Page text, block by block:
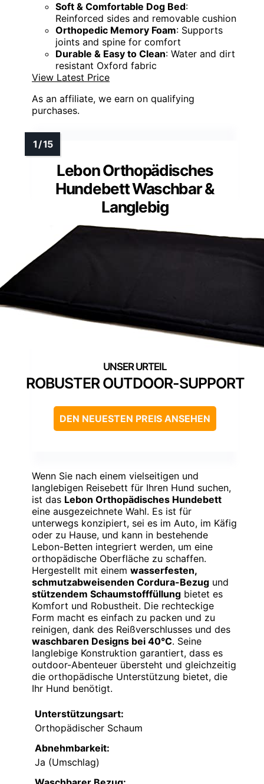
Soft & Comfortable Dog Bed:
Reinforced sides and removable cushion
Orthopedic Memory Foam: Supports
joints and spine for comfort
Durable & Easy to Clean: Water and dirt
resistant Oxford fabric
View Latest Price
As an affiliate, we earn on qualifying
purchases.
Lebon Orthopädisches
Hundebett Waschbar &
Langlebig
ROBUSTER OUTDOOR-SUPPORT
DEN NEUESTEN PREIS ANSEHEN
Wenn Sie nach einem vielseitigen und
langlebigen Reisebett für Ihren Hund suchen,
ist das Lebon Orthopädisches Hundebett
eine ausgezeichnete Wahl. Es ist für
unterwegs konzipiert, sei es im Auto, im Käfig
oder zu Hause, und kann in bestehende
Lebon-Betten integriert werden, um eine
orthopädische Oberfläche zu schaffen.
Hergestellt mit einem wasserfesten,
schmutzabweisenden Cordura-Bezug und
stützendem Schaumstofffüllung bietet es
Komfort und Robustheit. Die rechteckige
Form macht es einfach zu packen und zu
reinigen, dank des Reißverschlusses und des
waschbaren Designs bei 40°C. Seine
langlebige Konstruktion garantiert, dass es
outdoor-Abenteuer übersteht und gleichzeitig
die orthopädische Unterstützung bietet, die
Ihr Hund benötigt.
Unterstützungsart:
Orthopädischer Schaum
Abnehmbarkeit:
Ja (Umschlag)